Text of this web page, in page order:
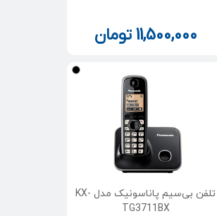
11,500,000 تومان
تلفن بی‌سیم پاناسونیک مدل KX-
TG3711BX